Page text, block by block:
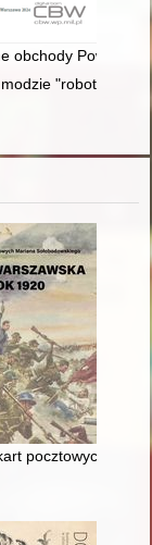
= People’s
obchody
"robotniczej"
pocztowych